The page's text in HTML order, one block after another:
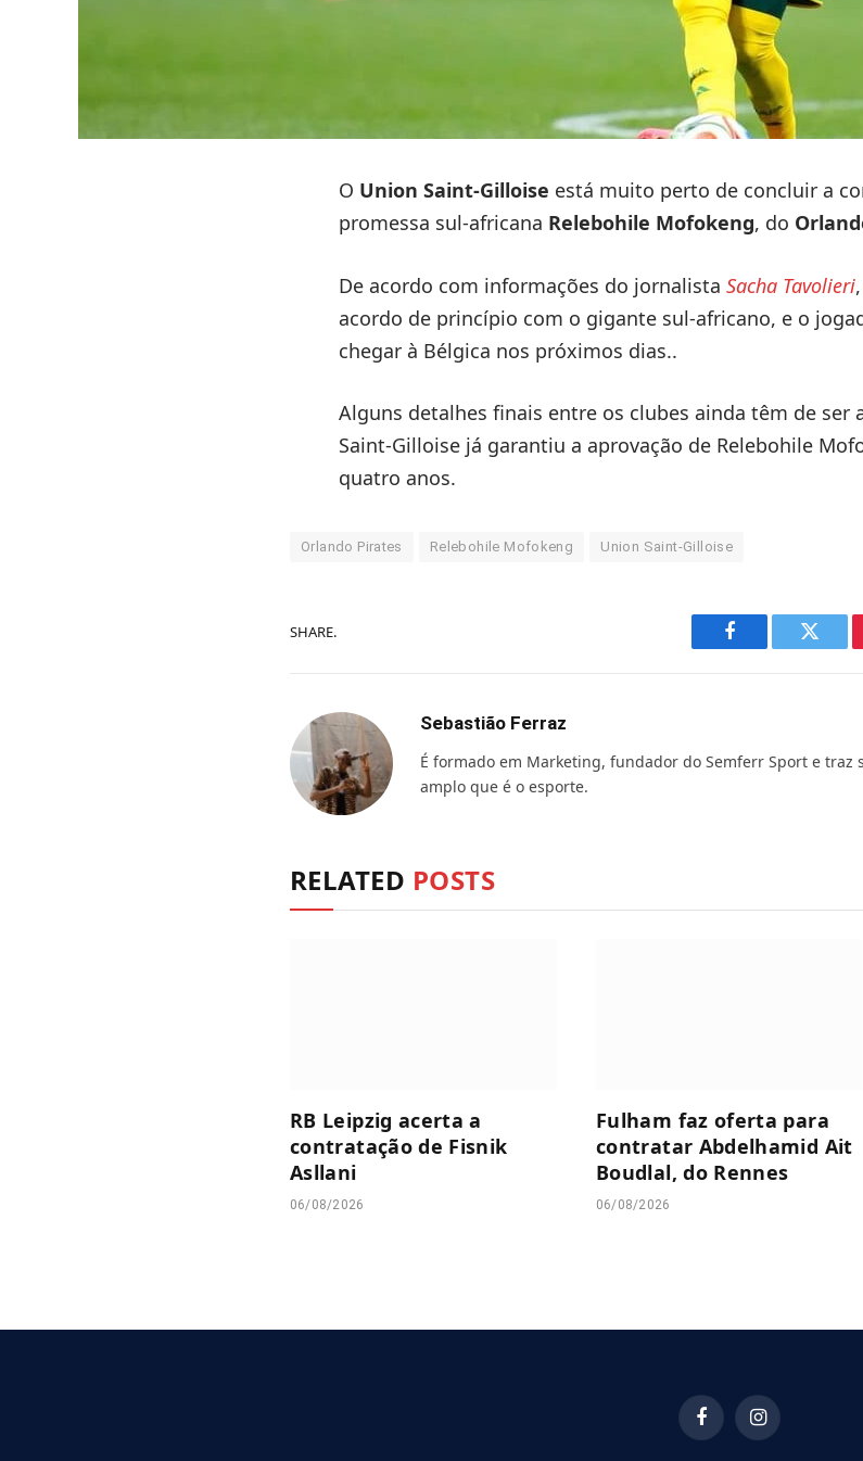
O Union Saint-Gilloise está muito perto de concluir a
promessa sul-africana Relebohile Mofokeng, do
De acordo com informações do jornalista Sacha Tavolieri
acordo de princípio com o gigante sul-africano, e o
chegar à Bélgica nos próximos dias..
Alguns detalhes finais entre os clubes ainda têm de ser
Saint-Gilloise já garantiu a aprovação de Relebohile
quatro anos.
Orlando Pirates Relebohile Mofokeng Union Saint-Gilloise
SHARE.
Facebook
Sebastião Ferraz
É formado em Marketing, fundador do Semferr Sport e traz
amplo que é o esporte.
RELATED POSTS
RB Leipzig acerta a
contratação de Fisnik
Asllani
06/08/2026
Fulham faz oferta para
contratar Abdelhamid Ait
Boudlal, do Rennes
06/08/2026
FacebookInstagram